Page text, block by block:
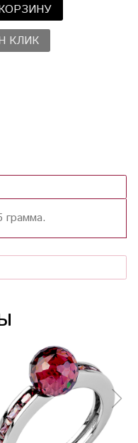
КЛИК
грамма.